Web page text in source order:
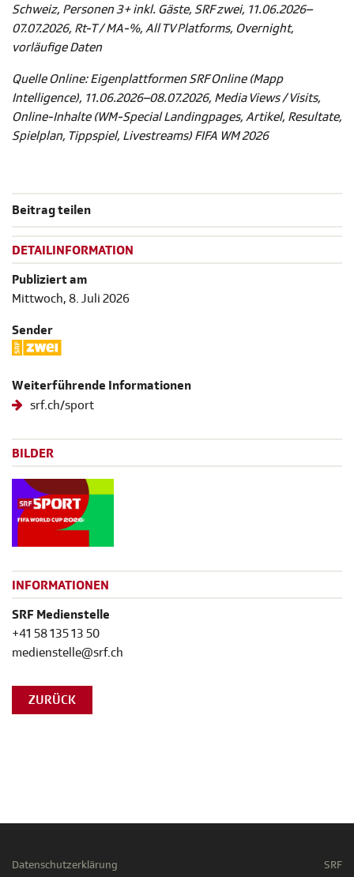
Schweiz, Personen 3+ inkl. Gäste, SRF zwei, 11.06.2026–
07.07.2026, Rt-T / MA-%, All TV Platforms, Overnight,
vorläufige Daten
Quelle Online: Eigenplattformen SRF Online (Mapp
Intelligence), 11.06.2026–08.07.2026, Media Views / Visits,
Online-Inhalte (WM-Special Landingpages, Artikel, Resultate,
Spielplan, Tippspiel, Livestreams) FIFA WM 2026
Beitrag teilen
DETAILINFORMATION
Publiziert am
Mittwoch, 8. Juli 2026
Sender
Weiterführende Informationen
srf.ch/sport
BILDER
INFORMATIONEN
SRF Medienstelle
+41 58 135 13 50
medienstelle@srf.ch
ZURÜCK
Datenschutzerklärung SRF